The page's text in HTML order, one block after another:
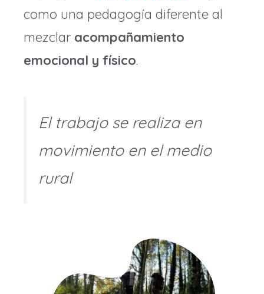
como una pedagogía diferente al
mezclar acompañamiento
emocional y físico.
El trabajo se realiza en
movimiento en el medio
rural